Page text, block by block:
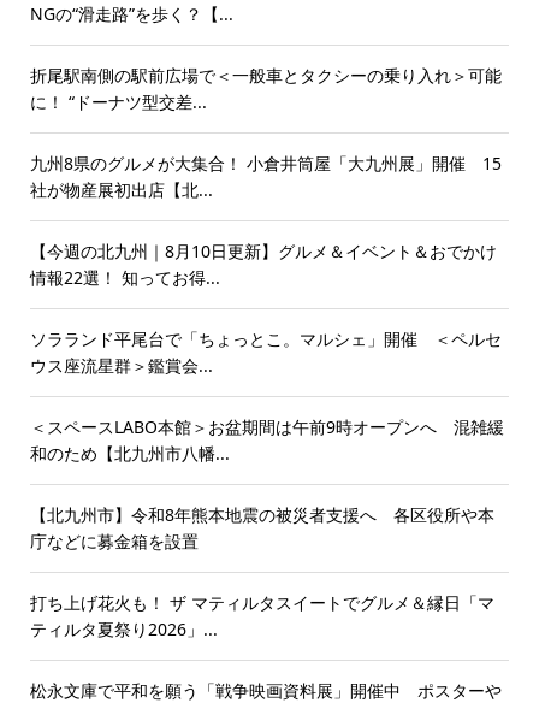
NGの“滑走路”を歩く？【...
折尾駅南側の駅前広場で＜一般車とタクシーの乗り入れ＞可能
に！ “ドーナツ型交差...
九州8県のグルメが大集合！ 小倉井筒屋「大九州展」開催 15
社が物産展初出店【北...
【今週の北九州｜8月10日更新】グルメ＆イベント＆おでかけ
情報22選！ 知ってお得...
ソラランド平尾台で「ちょっとこ。マルシェ」開催 ＜ペルセ
ウス座流星群＞鑑賞会...
＜スペースLABO本館＞お盆期間は午前9時オープンへ 混雑緩
和のため【北九州市八幡...
【北九州市】令和8年熊本地震の被災者支援へ 各区役所や本
庁などに募金箱を設置
打ち上げ花火も！ ザ マティルタスイートでグルメ＆縁日「マ
ティルタ夏祭り2026」...
松永文庫で平和を願う「戦争映画資料展」開催中 ポスターや